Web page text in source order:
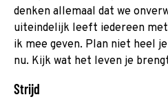
denken allemaal dat we
uiteindelijk leeft iedereen met
ik mee geven. Plan niet heel
nu. Kijk wat het leven je
Strijd